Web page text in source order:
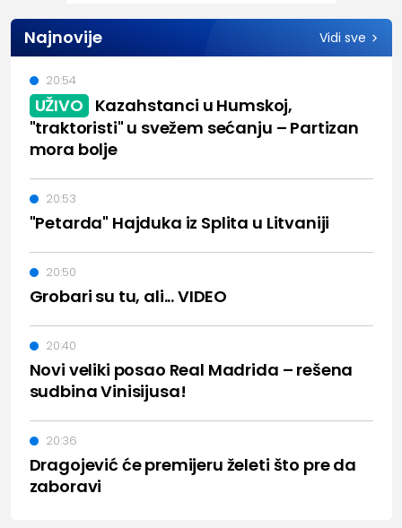
Najnovije Vidi sve
UŽIVO Kazahstanci u Humskoj,
"traktoristi" u svežem sećanju – Partizan
mora bolje
20:54
"Petarda" Hajduka iz Splita u Litvaniji
20:53
Grobari su tu, ali... VIDEO
20:50
Novi veliki posao Real Madrida – rešena
sudbina Vinisijusa!
20:40
Dragojević će premijeru želeti što pre da
zaboravi
20:36